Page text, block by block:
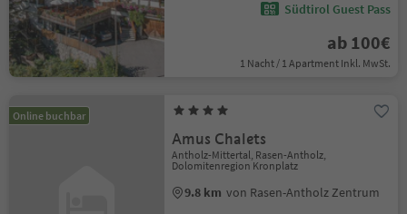
Südtirol Guest Pass
ab 100€
1 Nacht / 1 Apartment Inkl. MwSt.
Online buchbar
Amus Chalets
Antholz-Mittertal, Rasen-Antholz,
Dolomitenregion Kronplatz
9.8 km von Rasen-Antholz Zentrum